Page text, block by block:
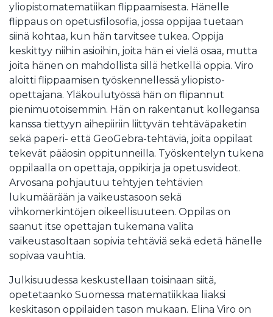
yliopistomatematiikan flippaamisesta. Hänelle
flippaus on opetusfilosofia, jossa oppijaa tuetaan
siinä kohtaa, kun hän tarvitsee tukea. Oppija
keskittyy niihin asioihin, joita hän ei vielä osaa, mutta
joita hänen on mahdollista sillä hetkellä oppia. Viro
aloitti flippaamisen työskennellessä yliopisto-
opettajana. Yläkoulutyössä hän on flipannut
pienimuotoisemmin. Hän on rakentanut kollegansa
kanssa tiettyyn aihepiiriin liittyvän tehtäväpaketin
sekä paperi- että GeoGebra-tehtäviä, joita oppilaat
tekevät pääosin oppitunneilla. Työskentelyn tukena
oppilaalla on opettaja, oppikirja ja opetusvideot.
Arvosana pohjautuu tehtyjen tehtävien
lukumäärään ja vaikeustasoon sekä
vihkomerkintöjen oikeellisuuteen. Oppilas on
saanut itse opettajan tukemana valita
vaikeustasoltaan sopivia tehtäviä sekä edetä hänelle
sopivaa vauhtia.
Julkisuudessa keskustellaan toisinaan siitä,
opetetaanko Suomessa matematiikkaa liiaksi
keskitason oppilaiden tason mukaan. Elina Viro on